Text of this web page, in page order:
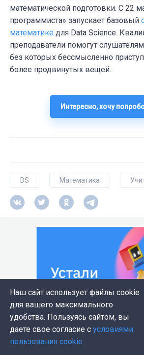
математической подготовки. С 22
программиста» запускает базовый
математике для Data Science.
преподаватели помогут
без которых бессмысленно
более продвинутых вещей.
Интересно, хочу
DS Математика
Наш сайт использует файлы cookie
для вашего максимального
удобства. Пользуясь сайтом, вы
даете свое согласие с условиями
пользования cookie